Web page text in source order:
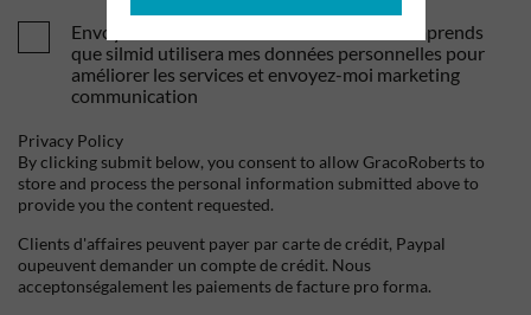
Envoyez-moi vos offres et actualités. Je comprends
que silmid utilisera mes données personnelles pour
améliorer les services et envoyez-moi marketing
communication
Privacy Policy
By clicking submit below, you consent to allow GracoRoberts to
store and process the personal information submitted above to
provide you the content requested.
Clients d'affaires peuvent payer par carte de crédit, Paypal
oupeuvent demander un compte de crédit. Nous
acceptonségalement les paiements de facture pro forma.